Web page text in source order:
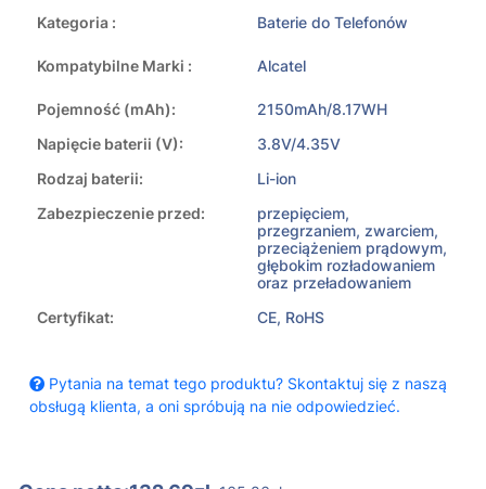
Kategoria : Baterie do Telefonów
Kompatybilne Marki : Alcatel
Pojemność (mAh):
2150mAh/8.17WH
Napięcie baterii (V):
3.8V/4.35V
Rodzaj baterii:
Li-ion
Zabezpieczenie przed:
przepięciem,
przegrzaniem, zwarciem,
przeciążeniem prądowym,
głębokim rozładowaniem
oraz przeładowaniem
Certyfikat:
CE, RoHS
Pytania na temat tego produktu? Skontaktuj się z naszą
obsługą klienta, a oni spróbują na nie odpowiedzieć.